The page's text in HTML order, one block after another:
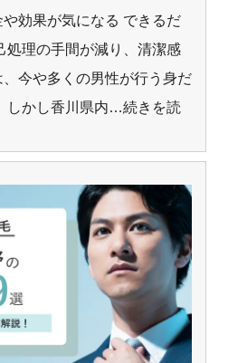
効果が気になる できるだ
処理の手間が減り、清潔感
今や多くの男性が行う身だ
しかし香川県内…続きを読